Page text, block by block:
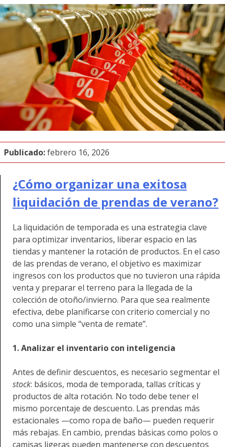
Publicado:febrero 16, 2026
¿Cómo organizar una exitosa
liquidación de prendas de verano?
La liquidación de temporada es una estrategia clave
para optimizar inventarios, liberar espacio en las
tiendas y mantener la rotación de productos. En el caso
de las prendas de verano, el objetivo es maximizar
ingresos con los productos que no tuvieron una rápida
venta y preparar el terreno para la llegada de la
colección de otoño/invierno. Para que sea realmente
efectiva, debe planificarse con criterio comercial y no
como una simple “venta de remate”.
1. Analizar el inventario con inteligencia
Antes de definir descuentos, es necesario segmentar el
stock: básicos, moda de temporada, tallas críticas y
productos de alta rotación. No todo debe tener el
mismo porcentaje de descuento. Las prendas más
estacionales —como ropa de baño— pueden requerir
más rebajas. En cambio, prendas básicas como polos o
camisas ligeras pueden mantenerse con descuentos